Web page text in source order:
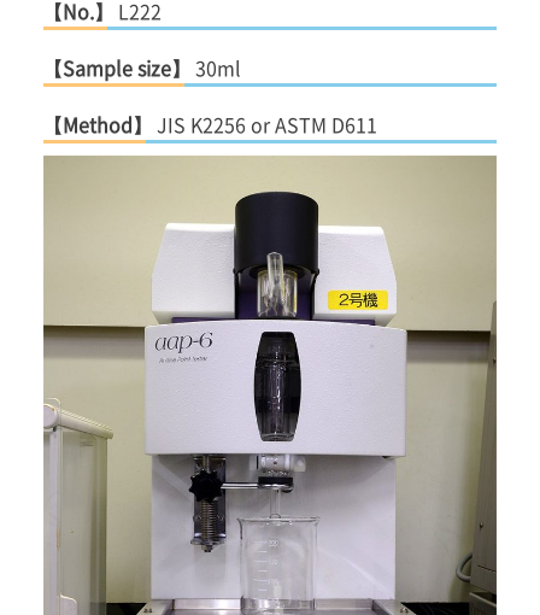
【No.】 L222
【Sample size】 30ml
【Method】 JIS K2256 or ASTM D611